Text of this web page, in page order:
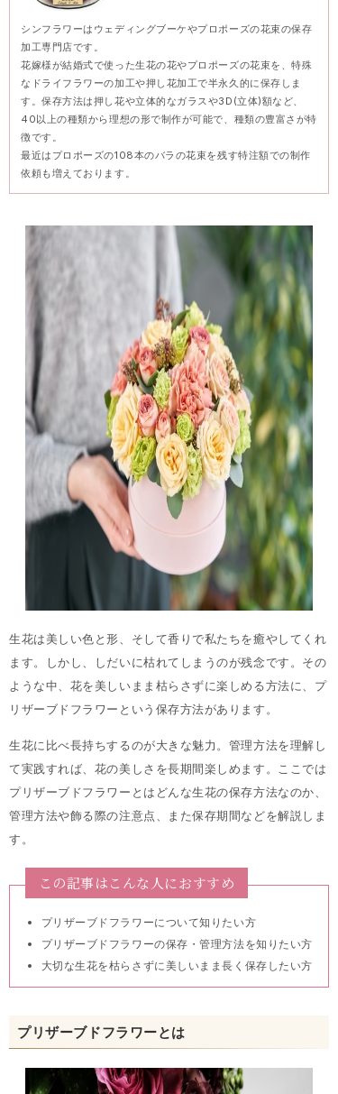
シンフラワーはウェディングブーケやプロポーズの花束の保存
加工専門店です。
花嫁様が結婚式で使った生花の花やプロポーズの花束を、特殊
なドライフラワーの加工や押し花加工で半永久的に保存しま
す。保存方法は押し花や立体的なガラスや3D(立体)額など、
40以上の種類から理想の形で制作が可能で、種類の豊富さが特
徴です。
最近はプロポーズの108本のバラの花束を残す特注額での制作
依頼も増えております。
生花は美しい色と形、そして香りで私たちを癒やしてくれ
ます。しかし、しだいに枯れてしまうのが残念です。その
ような中、花を美しいまま枯らさずに楽しめる方法に、プ
リザーブドフラワーという保存方法があります。
生花に比べ長持ちするのが大きな魅力。管理方法を理解し
て実践すれば、花の美しさを長期間楽しめます。ここでは
プリザーブドフラワーとはどんな生花の保存方法なのか、
管理方法や飾る際の注意点、また保存期間などを解説しま
す。
この記事はこんな人におすすめ
プリザーブドフラワーについて知りたい方
プリザーブドフラワーの保存・管理方法を知りたい方
大切な生花を枯らさずに美しいまま長く保存したい方
プリザーブドフラワーとは